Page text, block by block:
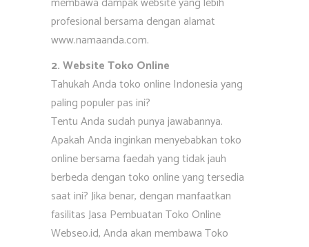
profesional bersama dengan alamat
www.namaanda.com.
2. Website Toko Online
Tahukah Anda toko online Indonesia yang
paling populer pas ini?
Tentu Anda sudah punya jawabannya.
Apakah Anda inginkan menyebabkan toko
online bersama faedah yang tidak jauh
berbeda dengan toko online yang tersedia
saat ini? Jika benar, dengan manfaatkan
fasilitas Jasa Pembuatan Toko Online
Webseo.id, Anda akan membawa Toko